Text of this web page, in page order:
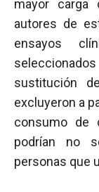
mayor carga
autores de
ensayos
sustitución
excluyeron a
consumo de
podrían no
personas que